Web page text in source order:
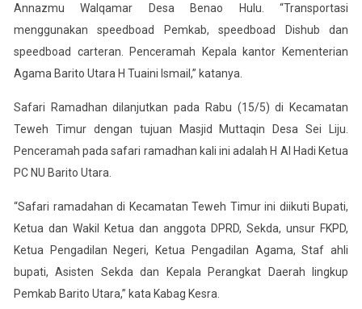
Annazmu Walqamar Desa Benao Hulu. “Transportasi
menggunakan speedboad Pemkab, speedboad Dishub dan
speedboad carteran. Penceramah Kepala kantor Kementerian
Agama Barito Utara H Tuaini Ismail,” katanya.
Safari Ramadhan dilanjutkan pada Rabu (15/5) di Kecamatan
Teweh Timur dengan tujuan Masjid Muttaqin Desa Sei Liju.
Penceramah pada safari ramadhan kali ini adalah H Al Hadi Ketua
PC NU Barito Utara.
“Safari ramadahan di Kecamatan Teweh Timur ini diikuti Bupati,
Ketua dan Wakil Ketua dan anggota DPRD, Sekda, unsur FKPD,
Ketua Pengadilan Negeri, Ketua Pengadilan Agama, Staf ahli
bupati, Asisten Sekda dan Kepala Perangkat Daerah lingkup
Pemkab Barito Utara,” kata Kabag Kesra.